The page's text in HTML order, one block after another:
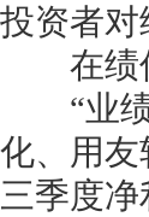
投资者对
在绩优
“业绩
化、用
三季度